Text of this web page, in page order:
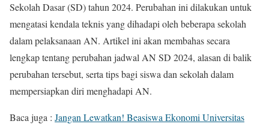
Sekolah Dasar (SD) tahun 2024. Perubahan ini dilakukan untuk
mengatasi kendala teknis yang dihadapi oleh beberapa sekolah
dalam pelaksanaan AN. Artikel ini akan membahas secara
lengkap tentang perubahan jadwal AN SD 2024, alasan di balik
perubahan tersebut, serta tips bagi siswa dan sekolah dalam
mempersiapkan diri menghadapi AN.
Baca juga : Jangan Lewatkan! Beasiswa Ekonomi Universitas